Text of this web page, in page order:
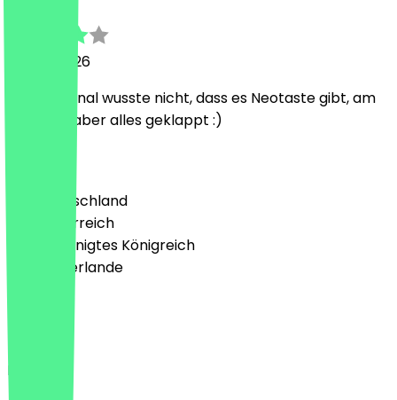
13. Juni 2026
Das Personal wusste nicht, dass es Neotaste gibt, am
Ende hat aber alles geklappt :)
🇩🇪 Deutschland
🇦🇹 Österreich
🇬🇧 Vereinigtes Königreich
🇳🇱 Niederlande
Sprache
Deutsch
English